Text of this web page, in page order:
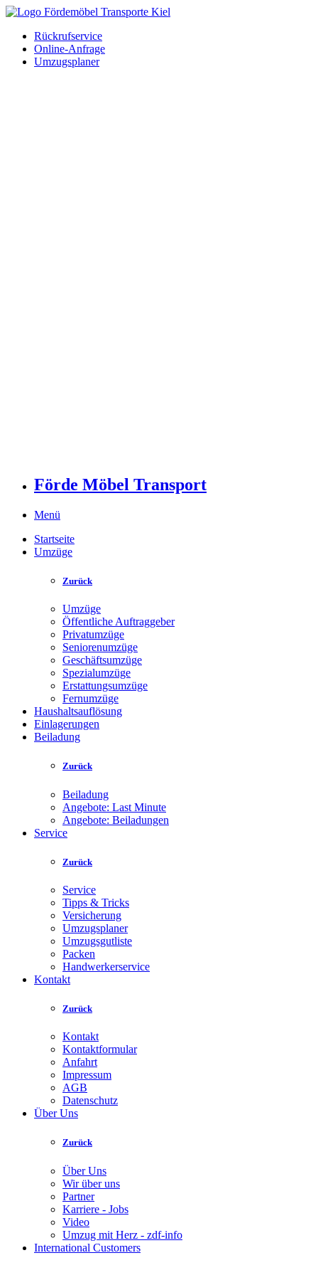
Rückrufservice
Online-Anfrage
Umzugsplaner
Förde Möbel Transport
Menü
Startseite
Umzüge
Zurück
Umzüge
Öffentliche Auftraggeber
Privatumzüge
Seniorenumzüge
Geschäftsumzüge
Spezialumzüge
Erstattungsumzüge
Fernumzüge
Haushaltsauflösung
Einlagerungen
Beiladung
Zurück
Beiladung
Angebote: Last Minute
Angebote: Beiladungen
Service
Zurück
Service
Tipps & Tricks
Versicherung
Umzugsplaner
Umzugsgutliste
Packen
Handwerkerservice
Kontakt
Zurück
Kontakt
Kontaktformular
Anfahrt
Impressum
AGB
Datenschutz
Über Uns
Zurück
Über Uns
Wir über uns
Partner
Karriere - Jobs
Video
Umzug mit Herz - zdf-info
International Customers